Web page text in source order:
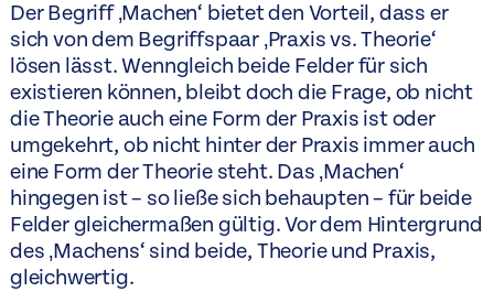
Der Begriff ‚Machen‘ bietet den Vorteil, dass er
sich von dem Begriffspaar ‚Praxis vs. Theorie‘
lösen lässt. Wenngleich beide Felder für sich
existieren können, bleibt doch die Frage, ob nicht
die Theorie auch eine Form der Praxis ist oder
umgekehrt, ob nicht hinter der Praxis immer auch
eine Form der Theorie steht. Das ‚Machen‘
hingegen ist – so ließe sich behaupten – für beide
Felder gleichermaßen gültig. Vor dem Hintergrund
des ‚Machens‘ sind beide, Theorie und Praxis,
gleichwertig.